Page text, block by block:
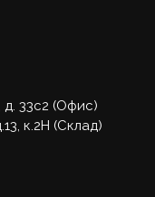
д. 33с2 (Офис)
к.2Н (Склад)